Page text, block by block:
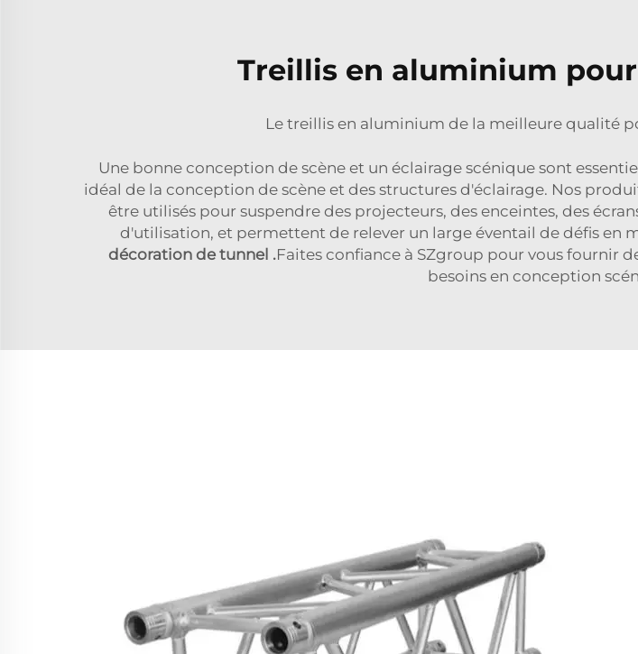
Treillis en aluminium
Le treillis en aluminium de la meilleure qualité
Une bonne conception de scène et un éclairage scénique sont
idéal de la conception de scène et des structures d'éclairage. Nos
être utilisés pour suspendre des projecteurs, des enceintes, des
d'utilisation, et permettent de relever un large éventail de défis en
décoration de tunnel .Faites confiance à SZgroup pour vous fournir
besoins en conception